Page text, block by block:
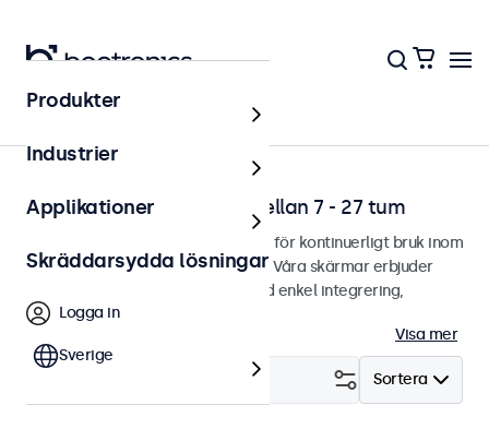
Hem
Professionella skärmar mellan 7 - 27 tum
Professionella skärmar designade för kontinuerligt bruk inom
utmanande användningsområden. Våra skärmar erbjuder
gott om monteringsalternativ med enkel integrering,
anpassat utefter alla miljöer.
Visa mer
Sortera
Produkter
Industrier
Applikationer
Skräddarsydda lösningar
Logga in
Sverige